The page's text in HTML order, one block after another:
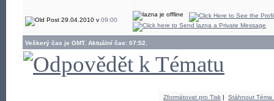
29.04.2010 v 09:00
Veškerý čas je GMT. Aktuální čas: 07:52.
Zformátovat pro Tisk | Stáhnout Téma